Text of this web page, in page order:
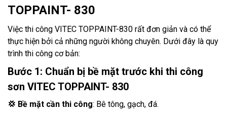
TOPPAINT- 830
Việc thi công VITEC TOPPAINT-830 rất đơn giản và có thể
thực hiện bởi cả những người không chuyên. Dưới đây là quy
trình thi công cơ bản:
Bước 1: Chuẩn bị bề mặt trước khi thi công
sơn VITEC TOPPAINT- 830
💢 Bề mặt cần thi công: Bê tông, gạch, đá.